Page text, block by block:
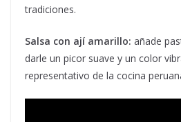
tradiciones.
Salsa con ají amarillo: añade
darle un picor suave y un color
representativo de la cocina